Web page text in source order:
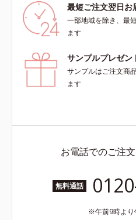
最短ご注文翌日お
一部地域を除き、最
ます
サンプルプレゼン
サンプルはご注文商
ます
お電話でのご注
無料通話
午前9時よ